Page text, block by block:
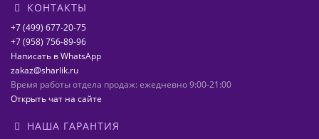
КОНТАКТЫ
+7 (499) 677-20-75
+7 (958) 756-89-96
Написать в WhatsApp
zakaz@sharlik.ru
Время работы отдела продаж: ежедневно 9:00-21:00
Открыть чат на сайте
НАША ГАРАНТИЯ